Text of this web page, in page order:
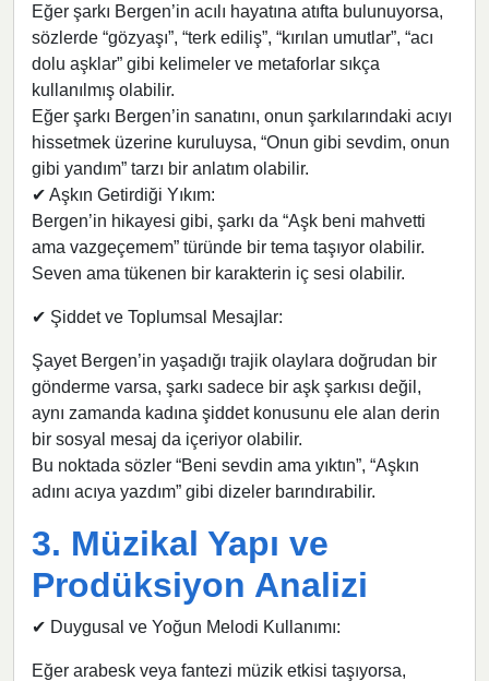
Eğer şarkı Bergen’in acılı hayatına atıfta bulunuyorsa,
sözlerde “gözyaşı”, “terk ediliş”, “kırılan umutlar”, “acı
dolu aşklar” gibi kelimeler ve metaforlar sıkça
kullanılmış olabilir.
Eğer şarkı Bergen’in sanatını, onun şarkılarındaki acıyı
hissetmek üzerine kuruluysa, “Onun gibi sevdim, onun
gibi yandım” tarzı bir anlatım olabilir.
✔ Aşkın Getirdiği Yıkım:
Bergen’in hikayesi gibi, şarkı da “Aşk beni mahvetti
ama vazgeçemem” türünde bir tema taşıyor olabilir.
Seven ama tükenen bir karakterin iç sesi olabilir.
✔ Şiddet ve Toplumsal Mesajlar:
Şayet Bergen’in yaşadığı trajik olaylara doğrudan bir
gönderme varsa, şarkı sadece bir aşk şarkısı değil,
aynı zamanda kadına şiddet konusunu ele alan derin
bir sosyal mesaj da içeriyor olabilir.
Bu noktada sözler “Beni sevdin ama yıktın”, “Aşkın
adını acıya yazdım” gibi dizeler barındırabilir.
3. Müzikal Yapı ve
Prodüksiyon Analizi
✔ Duygusal ve Yoğun Melodi Kullanımı:
Eğer arabesk veya fantezi müzik etkisi taşıyorsa,